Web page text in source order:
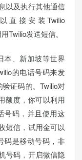
以及执行其他通信
直接安装Twilio
Twilio发送短信。
本、新加坡等世界
的电话号码来发
证码的。Twilio对
额度，你可以利用
号码，并且使用这
短信，试用金可以
码是移动号码，非
号码，开启微信隐